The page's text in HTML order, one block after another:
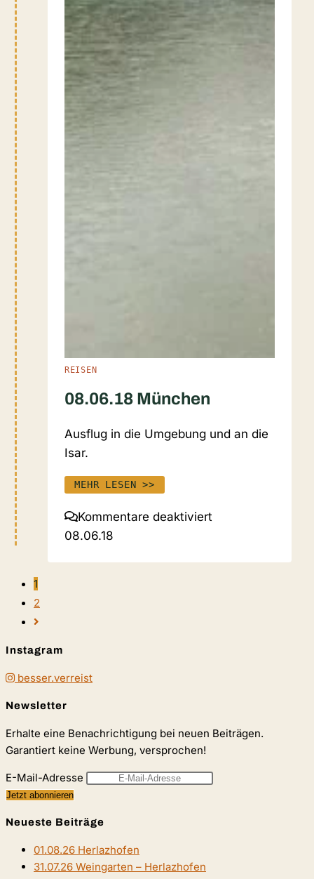
REISEN
08.06.18 München
Ausflug in die Umgebung und an die
Isar.
MEHR LESEN >>
Kommentare deaktiviert
08.06.18
1
2
Zur
Seite
Instagram
besser.verreist
Newsletter
Erhalte eine Benachrichtigung bei neuen Beiträgen.
Garantiert keine Werbung, versprochen!
E-Mail-Adresse
Neueste Beiträge
01.08.26 Herlazhofen
31.07.26 Weingarten – Herlazhofen